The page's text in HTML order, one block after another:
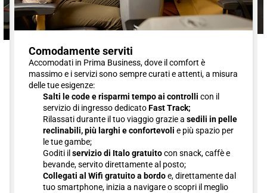
Comodamente serviti
Accomodati in Prima Business, dove il comfort è
massimo e i servizi sono sempre curati e attenti, a misura
delle tue esigenze:
Salti le code e risparmi tempo ai controlli con il
servizio di ingresso dedicatoFast Track;
Rilassati durante il tuo viaggio grazie a sedili in pelle
reclinabili, più larghi e confortevoli e più spazio per
le tue gambe;
Goditi il servizio di Italo gratuitocon snack, caffè e
bevande, servito direttamente al posto;
Collegati al Wifi gratuito a bordoe, direttamente dal
tuo smartphone, inizia a navigare o scopri il meglio